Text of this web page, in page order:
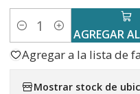
Cantidad AGREGAR
Agregar a la lista de
Mostrar stock de